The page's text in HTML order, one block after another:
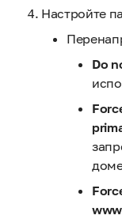
Настройте
Do